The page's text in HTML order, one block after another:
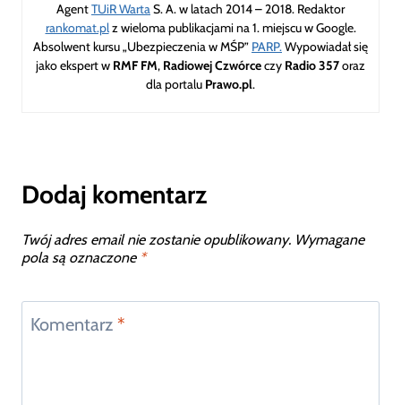
AgentTUiR WartaS. A. w latach 2014 – 2018. Redaktor
rankomat.plz wieloma publikacjami na 1. miejscu w Google.
Absolwent kursu „Ubezpieczenia w MŚP” PARP.Wypowiadał się
jako ekspert w RMF FM, Radiowej Czwórceczy Radio 357oraz
dla portalu Prawo.pl.
Dodaj komentarz
Twój adres email nie zostanie opublikowany. Wymagane
pola są oznaczone *
Komentarz *